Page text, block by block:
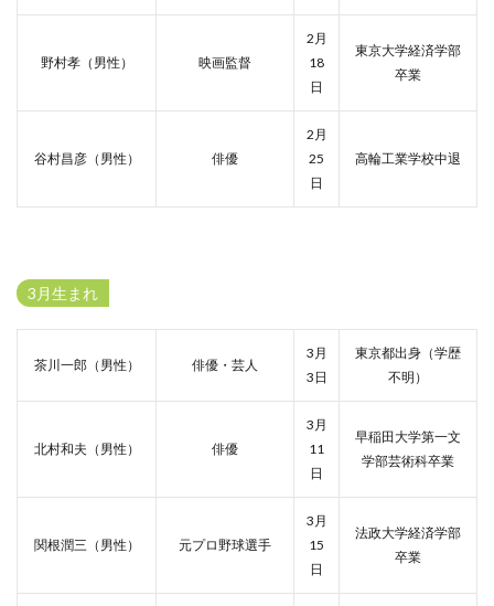
野村孝（男性） 映画監督
2月
18
日
東京大学経済学部
卒業
谷村昌彦（男性） 俳優
2月
25
日
高輪工業学校中退
3月生まれ
茶川一郎（男性） 俳優・芸人
3月
3日
東京都出身（学歴
不明）
北村和夫（男性） 俳優
3月
11
日
早稲田大学第一文
学部芸術科卒業
関根潤三（男性） 元プロ野球選手
3月
15
日
法政大学経済学部
卒業